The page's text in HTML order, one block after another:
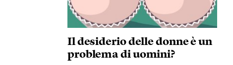
Il desiderio delle donne è un
problema di uomini?